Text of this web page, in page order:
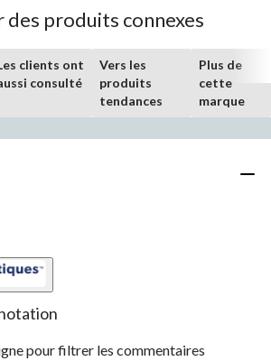
des produits connexes
clients ont
consulté
Vers les
produits
tendances
Plus de
cette
marque
pour filtrer les commentaires